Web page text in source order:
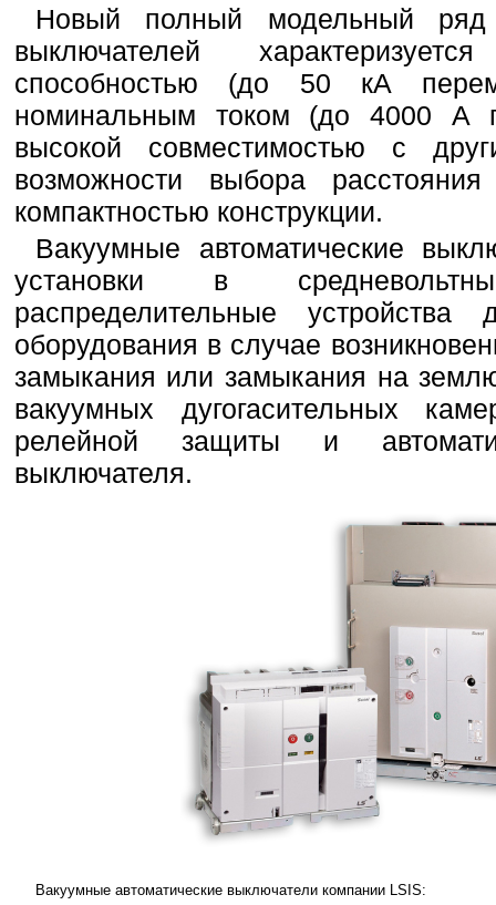
Новый полный модельный ряд
выключателей
способностью (до 50 кА
номинальным током (до 4000 А
высокой совместимостью с
возможности выбора
компактностью конструкции.
Вакуумные автоматические
установки в
распределительные
оборудования в случае
замыкания или замыкания на
вакуумных дугогасительных
релейной защиты и
выключателя.
Вакуумные автоматические выключатели компании LSIS: